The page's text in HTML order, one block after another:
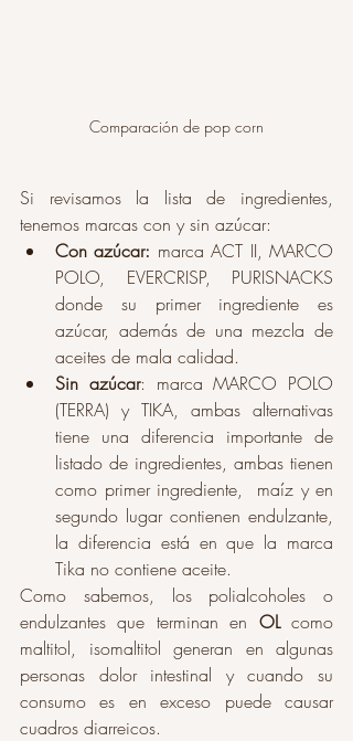
Comparación de pop corn
Si revisamos la lista de ingredientes,
tenemos marcas con y sin azúcar:
Con azúcar: marca ACT II, MARCO
POLO, EVERCRISP, PURISNACKS
donde su primer ingrediente es
azúcar, además de una mezcla de
aceites de mala calidad.
Sin azúcar: marca MARCO POLO
(TERRA) y TIKA, ambas alternativas
tiene una diferencia importante de
listado de ingredientes, ambas tienen
como primer ingrediente,  maíz y en
segundo lugar contienen endulzante,
la diferencia está en que la marca
Tika no contiene aceite.
Como sabemos, los polialcoholes o
endulzantes que terminan en OL como
maltitol, isomaltitol generan en algunas
personas dolor intestinal y cuando su
consumo es en exceso puede causar
cuadros diarreicos.